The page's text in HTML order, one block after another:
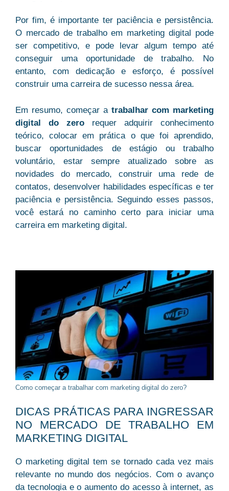
Por fim, é importante ter paciência e persistência.
O mercado de trabalho em marketing digital pode
ser competitivo, e pode levar algum tempo até
conseguir uma oportunidade de trabalho. No
entanto, com dedicação e esforço, é possível
construir uma carreira de sucesso nessa área.
Em resumo, começar a trabalhar com marketing
digital do zero requer adquirir conhecimento
teórico, colocar em prática o que foi aprendido,
buscar oportunidades de estágio ou trabalho
voluntário, estar sempre atualizado sobre as
novidades do mercado, construir uma rede de
contatos, desenvolver habilidades específicas e ter
paciência e persistência. Seguindo esses passos,
você estará no caminho certo para iniciar uma
carreira em marketing digital.
Como começar a trabalhar com marketing digital do zero?
DICAS PRÁTICAS PARA INGRESSAR
NO MERCADO DE TRABALHO EM
MARKETING DIGITAL
O marketing digital tem se tornado cada vez mais
relevante no mundo dos negócios. Com o avanço
da tecnologia e o aumento do acesso à internet, as